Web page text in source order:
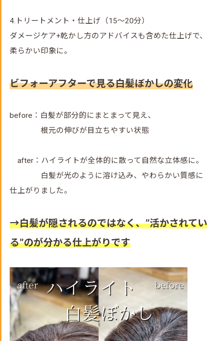
4.トリートメント・仕上げ（15～20分）
ダメージケア+乾かし方のアドバイスも含めた仕上げで、
柔らかい印象に。
ビフォーアフターで見る白髪ぼかしの変化
before：白髪が部分的にまとまって見え、
根元の伸びが目立ちやすい状態
after：ハイライトが全体的に散って自然な立体感に。
白髪が光のように溶け込み、やわらかい質感に
仕上がりました。
→白髪が隠されるのではなく、”活かされてい
る”のが分かる仕上がりです